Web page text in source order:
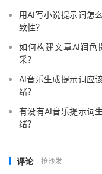
用AI写小说提示词怎
致性？
如何构建文章AI润色
采？
AI音乐生成提示词应
绪？
有没有AI音乐提示词
绪？
评论 抢沙发